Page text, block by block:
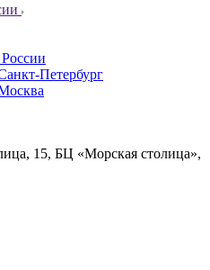
Петербург
15, БЦ «Морская столица»,